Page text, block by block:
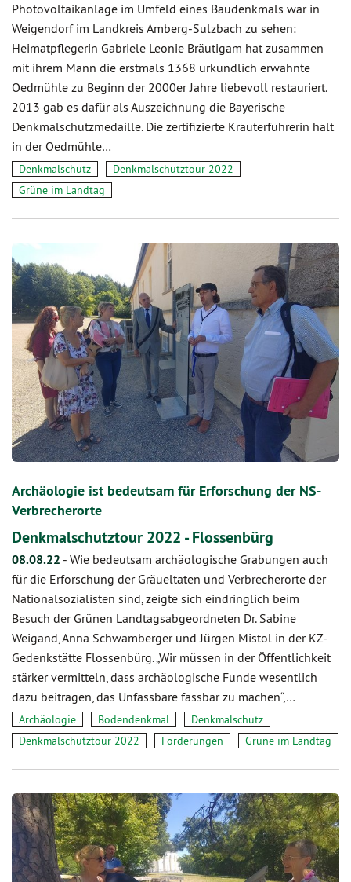
Photovoltaikanlage im Umfeld eines Baudenkmals war in
Weigendorf im Landkreis Amberg-Sulzbach zu sehen:
Heimatpflegerin Gabriele Leonie Bräutigam hat zusammen
mit ihrem Mann die erstmals 1368 urkundlich erwähnte
Oedmühle zu Beginn der 2000er Jahre liebevoll restauriert.
2013 gab es dafür als Auszeichnung die Bayerische
Denkmalschutzmedaille. Die zertifizierte Kräuterführerin hält
in der Oedmühle…
Denkmalschutz
Denkmalschutztour 2022
Grüne im Landtag
Archäologie ist bedeutsam für Erforschung der NS-
Verbrecherorte
Denkmalschutztour 2022 - Flossenbürg
08.08.22 - Wie bedeutsam archäologische Grabungen auch
für die Erforschung der Gräueltaten und Verbrecherorte der
Nationalsozialisten sind, zeigte sich eindringlich beim
Besuch der Grünen Landtagsabgeordneten Dr. Sabine
Weigand, Anna Schwamberger und Jürgen Mistol in der KZ-
Gedenkstätte Flossenbürg. „Wir müssen in der Öffentlichkeit
stärker vermitteln, dass archäologische Funde wesentlich
dazu beitragen, das Unfassbare fassbar zu machen“,…
Archäologie Bodendenkmal
Denkmalschutz
Denkmalschutztour 2022
Forderungen Grüne im Landtag